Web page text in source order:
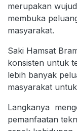
merupakan
membuka
masyarakat.
Saki Hamsat
konsisten untuk
lebih banyak
masyarakat
Langkanya
pemanfaatan